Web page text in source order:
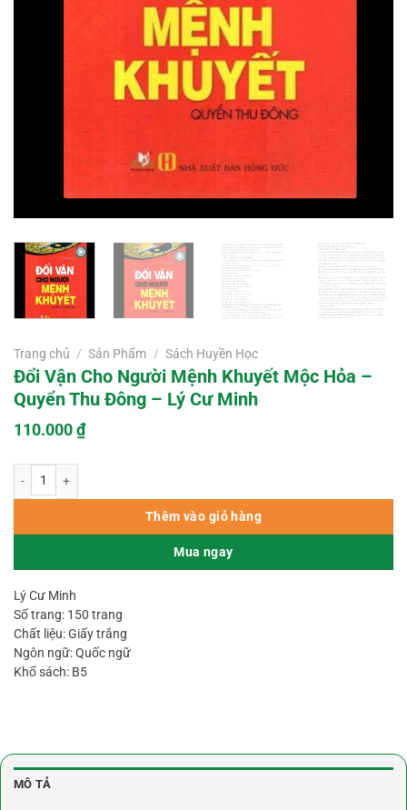
Trang chủ / Sản Phẩm / Sách Huyền Học
Đổi Vận Cho Người Mệnh Khuyết Mộc Hỏa –
Quyển Thu Đông – Lý Cư Minh
110.000₫
Thêm vào giỏ hàng
Mua ngay
Lý Cư Minh
Số trang: 150 trang
Chất liệu: Giấy trắng
Ngôn ngữ: Quốc ngữ
Khổ sách: B5
MÔ TẢ